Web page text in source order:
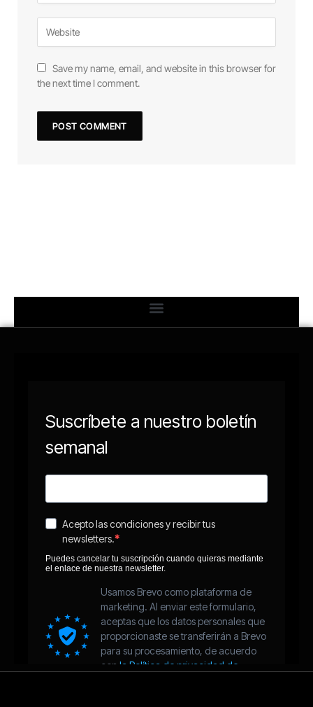
Save my name, email, and website in this browser for
the next time I comment.